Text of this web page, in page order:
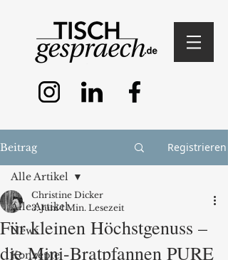
Beitrag Registrieren
Alle Artikel
News
Konzepte
Alle Artikel
Für kleinen Höchstgenuss –
die Mini-Bratpfannen PURE
Christine Dicker
3. Juni 1 Min. Lesezeit